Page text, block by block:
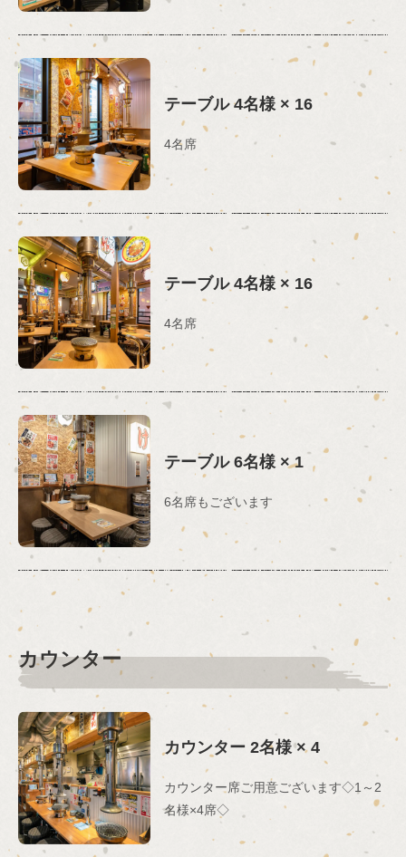
テーブル4名様× 16
4名席
テーブル4名様 × 16
4名席
テーブル6名様 × 1
6名席もございます
カウンター
カウンター 2名様× 4
カウンター席ご用意ございます◇1～2
名様×4席◇
この店舗情報をシェアする
お席 | 焼肉ホルモンたけ田 新宿店
東京都新宿区歌舞伎町１-16-1 今宮ビル4F
https://sinjyuku-horumon-takeda.owst.jp/seats
お店情報をコピー
閉じる